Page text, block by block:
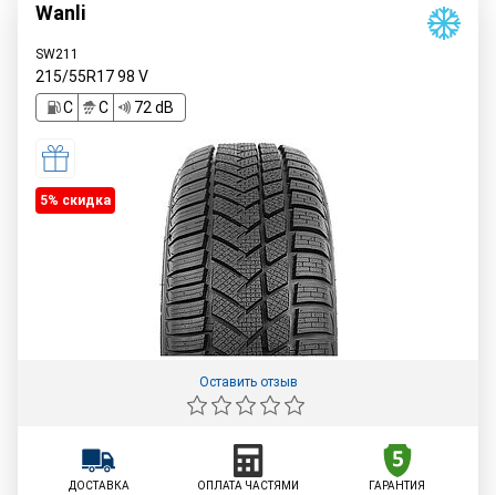
Wanli
SW211
215/55R1798 V
C
C 72 dB
5% cкидка
Оставить отзыв
ДОСТАВКА
ОПЛАТА ЧАСТЯМИ
ГАРАНТИЯ